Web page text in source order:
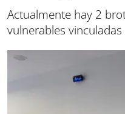
Actualmente hay 2
vulnerables